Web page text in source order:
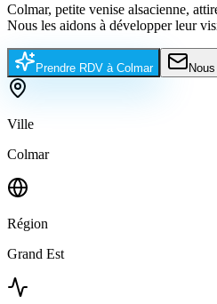
Colmar, petite venise alsacienne,
Nous les aidons à développer leur
Prendre RDV à Colmar
Ville
Colmar
Région
Grand Est